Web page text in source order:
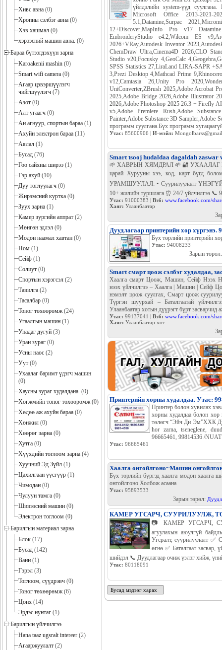
Хивс авна (0)
Хропны сэлбэг авна (0)
Хэв хашмал (0)
хэрээсний машин авна. (0)
Бараа бүтээгдэхүүн зарна
Karoakenii mashin (0)
Smart wifi camera (0)
Агаар цэвэршүүлэгч
чийгшүүлэгч (7)
Азот (0)
Алт угаагч (0)
Ан агнуур, спортын бараа (1)
Ахуйн электрон бараа (11)
Аялал (1)
Бусад (76)
Гоо сайхны ширээ (1)
Гэр ахуй (10)
Дуу тоглуулагч (0)
Жирэмсний куртка (0)
Зуух зарна (1)
Камер зургийн аппрат (2)
Мөнгөн эдлэл (0)
Модон наамал хавтан (0)
Ном (1)
Сейф (1)
Солиут (0)
Спортын хэрэгсэл (2)
Тавилга (2)
Тасалбар (0)
Тоног төхөөрөмж(24)
Угаалгын машин (1)
Унадаг дугуй (3)
Уран зураг (0)
Усны наос (2)
Уут (0)
Ухаалаг баримт үдэгч машин
(0)
Хаусны зураг худалдана. (0)
Хөгжмийн тоног төхөөрөмж(0)
Хөдөө аж ахуйн бараа (0)
Хөнжил (0)
Хөөрөг зарна (0)
Хутга (0)
Хүүхдийн тоглоом зарна (4)
Хуучний Эд Зүйл (1)
Цахилгаан үүсгүүр (1)
Чимодан (0)
Чулуун тамга (0)
Шивээсний машин (0)
Электрон тоглоом (0)
Барилгын материал зарна
Блок (17)
Бусад (142)
Ванн (1)
Гэрэл (3)
Тоглоом, сүүдрэвч (0)
Тоног төхөөрөмж(6)
Цонх (14)
Эрдэс нунтаг (1)
Барилгын үйлчилгээ
Hana taaz ugsralt intereer (2)
Агааржуулалт (2)
үйлдэлийн system-үүд
Microsoft Office 2013-2021-
5.1,Datamine,Surpac
12+Discover,MapInfo Pro v17
EmbroideryStudio e4.2,Wilcom ES
2026+VRay,Autodesk Inventor
ChemDraw Ultra,Cinema4D 2026,CLO
Studio v20,Focusky 4,GeoCalc
SPSS Statistics 27,LiraLand LIRA-SAPR
3,Prezi Desktop 4,Mathcad Prime
v12,Camtasia 26,Unity Pro
UniConverter,ZBrush 2025,Adobe Acrobat
2025,Adobe Bridge 2026,Adobe Illustrator
2026,Adobe Photoshop 2025 26.3 + Firefly
v5,Adobe Premiere Rush,Adobe
Painter,Adobe Substance 3D Sampler,Adobe
программ суулгана.Бүх программ
Утас: 85600906 | И-мэйл:
Smart tsooj hudaldaa dagaldah zaswar
🌱 ХАВРЫН ХЯМДРАЛ 🌱 🔐 УХААЛАГ
царай Хурууны хээ, код, карт бүгд
УРАМШУУЛАЛ: • Суурилуулалт ҮНЭГҮЙ •
10+ жилийн туршлага ⏰ 24/7 үйлчилгээ 📞
Утас: 91000383 | Вэб: www.facebook.com/
Хаяг: Улаанбаатар
Дуудлагаар принтерийн хор хүргэнэ.
Бүх төрлийн принтерийн
Утас: 94008233
Зарын
Smart смарт цоож сэлбэг худалдаа,
Хаалга смарт Цоож, Машин, Сейф Нээх
нээх үйлчилгээ – Хаалга | Машин | Сейф
нэмэлт цоож суулгах, Смарт цоож
Түргэн шуурхай – Баталгаатай
Улаанбаатар хотын дүүрэгт бүрт засварчид
Утас: 99137041 | Вэб: www.facebook.com/
Хаяг: Улаанбаатар хот
Принтерийн хорны худалдаа. Утас:
Принтер болон хувилах
хорны худалдаа болон хор
төлөгч “Эйч Ди Эм”ХХК
hor zarna, tseneglene,
96665461, 99814536 /
Утас: 96665461
Хаалга онгойлгоно~Машин
Бүх төрлийн бүргэд хаалга модон хаалга
онгойлгоно Холбож асаана
Утас: 95893533
Зарын төрөл:
КАМЕР УГСАРЧ, СУУРИЛУУЛЖ,
📷 КАМЕР УГСАРЧ,
агуулахын аюулгүй
Угсралт, суурилуулалт ✅
өгнө ✅ Баталгаат засвар,
шийдэл 📞 Дуудлагаар очиж үзлэг хийж,
Утас: 80118091
Бусад мэдээг харах